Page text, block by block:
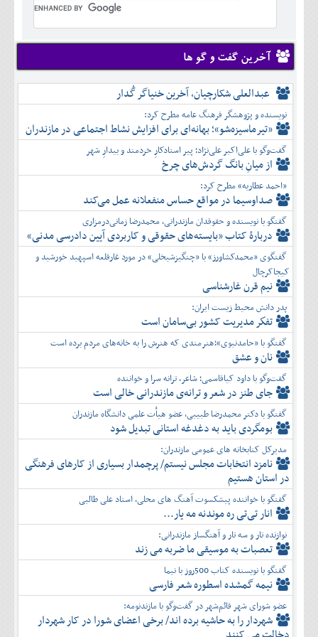
دی
بهمن
اسفند
آبان
آذر
دی
بهمن
اسفند
شهريور
مهر
آبان
آذر
دی
بهمن
اسفند
تير
مرداد
شهريور
مهر
آبان
آذر
دی
بهمن
اسفند
آخرین گفت و گو ها
عبدالعلی شکارچیان، آخرین خنیاگر گُدار
نویسنده و پژوهشگر فرهنگ عامه مطرح کرد:
«تیرماسیزه‌شو»؛ بهانه‌ای برای افزایش نشاط اجتماعی در مازندران
گفت‌وگو با علی‌اکبر علی‌نژاد؛ پیر استادکارِ خردمند و بیدارِ شهر
از میانِ بانگ گردش‌های چرخ
«احمد عطاریه» مطرح کرد:
صداوسیما در مواقع حساس منفعلانه عمل می‌کند
گفتگو با نویسنده و حقوقدان مازندرانی، محمدرضا زمانی‌درمزاری
دربارۀ کتاب ”بایسته‌های حقوقی و کاربردی آیین دادرسی مدنی»
گفتگوی «محمدکشاورز» با «چنگیزشیخلی» در مورد غارقلعه اسپهبد خورشید و
کیجاکرچال
نیم قرن غارشناسی
پدر دانش محیط زیست ایران:
تفكر مديريت کشور بی‌سامان است
گفتگو با «حامدنبوی»؛هنرمندی که هنرش را به خانه‌های مردم برده است
نان و عشق
گفت‌وگو با داود کیاقاسمی؛ شاعر، ترانه سرا و خواننده
جای طنز در شعر و ترانه‌ی مازندرانی خالی است
گفتگو با دکتر محمدرضا طبیبی، عضو هیأت علمی دانشگاه مازندران
بومگردی باید به دغدغه استانی تبدیل شود
مدیرکل کتابخانه های عمومی مازندران:
نامزد انتخابات مجلس نیستم/ پرچمدار بسیاری از کارهای فرهنگی
در استان هستیم
گفتگو با خواننده پیشکسوت آهنگ های محلی، استاد علی طالبی
انار تی‌تی ره موندنه مه یار...
نوازنده تار و سه تار و آهنگساز مازندرانی:
تعصبات به موسیقی ما ضربه می زند
گفتگو با نویسنده کتاب 500روز با نیما
نیمه گمشده اسطوره شعر فارسی
عضو شورای شهر قائم‌شهر در گفت‌و‌گو با مازندنومه:
شهردار را به حاشیه برده اند/ برخی اعضای شورا در کار شهردار